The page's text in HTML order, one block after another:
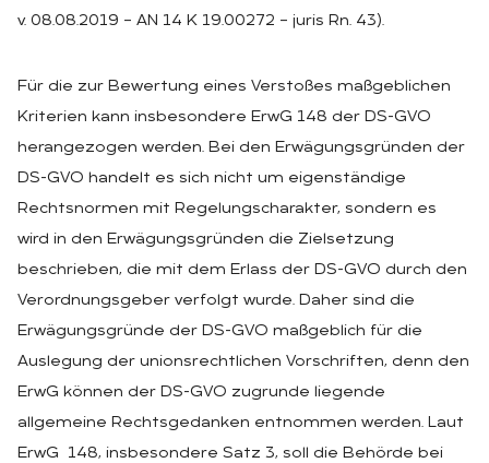
v. 08.08.2019 – AN 14 K 19.00272 – juris Rn. 43).
Für die zur Bewertung eines Verstoßes maßgeblichen
Kriterien kann insbesondere ErwG 148 der DS-GVO
herangezogen werden. Bei den Erwägungsgründen der
DS-GVO handelt es sich nicht um eigenständige
Rechtsnormen mit Regelungscharakter, sondern es
wird in den Erwägungsgründen die Zielsetzung
beschrieben, die mit dem Erlass der DS-GVO durch den
Verordnungsgeber verfolgt wurde. Daher sind die
Erwägungsgründe der DS-GVO maßgeblich für die
Auslegung der unionsrechtlichen Vorschriften, denn den
ErwG können der DS-GVO zugrunde liegende
allgemeine Rechtsgedanken entnommen werden. Laut
ErwG 148, insbesondere Satz 3, soll die Behörde bei